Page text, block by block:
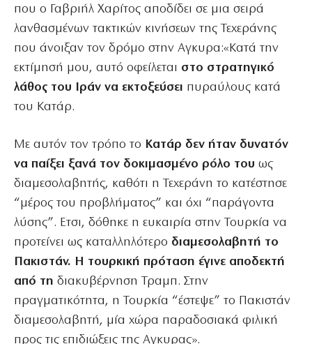
που ο Γαβριήλ Χαρίτος αποδίδει σε μια σειρά
λανθασμένων τακτικών κινήσεων της Τεχεράνης
που άνοιξαν τον δρόμο στην Αγκυρα:«Κατά την
εκτίμησή μου, αυτό οφείλεται στο στρατηγικό
λάθος του Ιράν να εκτοξεύσει πυραύλους κατά
του Κατάρ.
Με αυτόν τον τρόπο το Κατάρ δεν ήταν δυνατόν
να παίξει ξανά τον δοκιμασμένο ρόλο του ως
διαμεσολαβητής, καθότι η Τεχεράνη το κατέστησε
“μέρος του προβλήματος” και όχι “παράγοντα
λύσης”. Ετσι, δόθηκε η ευκαιρία στην Τουρκία να
προτείνει ως καταλληλότερο διαμεσολαβητή το
Πακιστάν. Η τουρκική πρόταση έγινε αποδεκτή
από τη διακυβέρνηση Τραμπ. Στην
πραγματικότητα, η Τουρκία “έστεψε” το Πακιστάν
διαμεσολαβητή, μία χώρα παραδοσιακά φιλική
προς τις επιδιώξεις της Αγκυρας».